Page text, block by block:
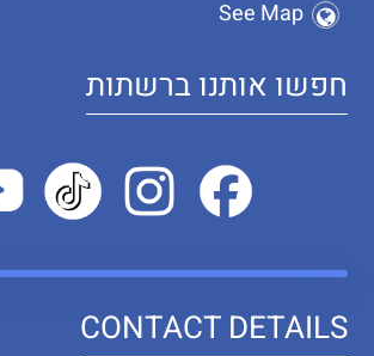
See Map
חפשו אותנו ברשתות
CONTACT DETAILS